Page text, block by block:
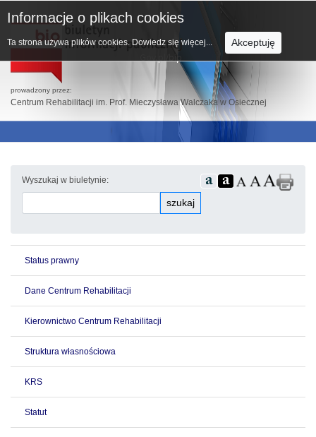
prowadzony przez:
Centrum Rehabilitacji im. Prof. Mieczysława Walczaka w Osiecznej
Wyszukaj w biuletynie:
szukaj
Status prawny
Dane Centrum Rehabilitacji
Kierownictwo Centrum Rehabilitacji
Struktura własnościowa
KRS
Statut
Informacje o plikach cookies
Ta strona używa plików cookies. Dowiedz się więcej... Akceptuję